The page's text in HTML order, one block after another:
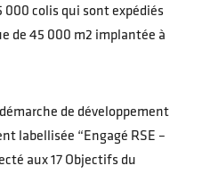
000 colis qui sont expédiés
de 45 000 m2 implantée à
de développement
labellisée “Engagé RSE –
aux 17 Objectifs du